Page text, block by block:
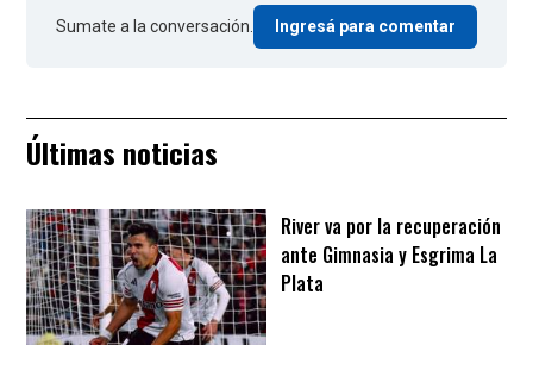
Sumate a la conversación. Ingresá para comentar
Últimas noticias
River va por la recuperación
ante Gimnasia y Esgrima La
Plata